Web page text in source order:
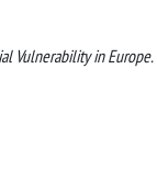
Vulnerability in